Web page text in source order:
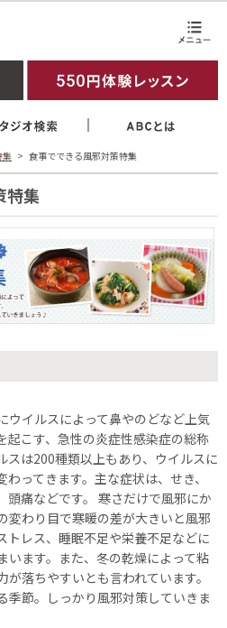
集 食事でできる風邪対策特集
特集
ウイルスによって鼻やのどなど上気
起こす、急性の炎症性感染症の総称
スは200種類以上もあり、ウイルスに
ってきます。主な症状は、せき、
頭痛などです。 寒さだけで風邪にか
変わり目で寒暖の差が大きいと風邪
トレス、睡眠不足や栄養不足などに
います。また、冬の乾燥によって粘
落ちやすいとも言われています。
季節。しっかり風邪対策していきま